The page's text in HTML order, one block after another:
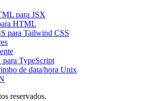
para JSX
HTML
para Tailwind CSS
para TypeScript
de data/hora Unix
reservados.